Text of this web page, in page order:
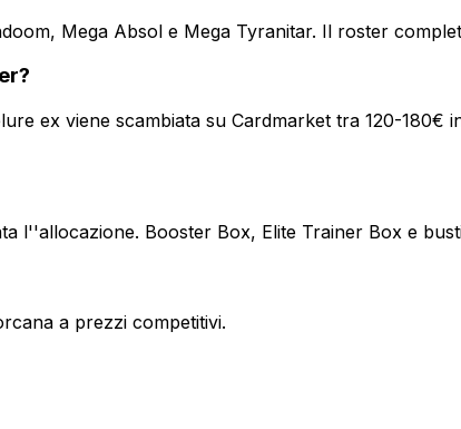
Mega Absol e Mega Tyranitar. Il roster
ex viene scambiata su Cardmarket tra 120-
l''allocazione. Booster Box, Elite Trainer Box e
a prezzi competitivi.